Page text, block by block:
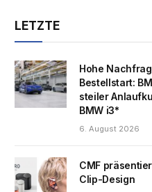
LETZTE
Hohe
Bestellstart:
steiler
BMW i3*
6. August 2026
CMF
Clip-Design